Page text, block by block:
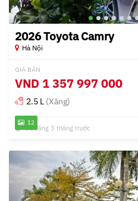
12
2026 Toyota Camry
Hà Nội
GIÁ BÁN
VND 1 357 997 000
2.5 L (Xăng)
Đã đăng 3 tháng trước